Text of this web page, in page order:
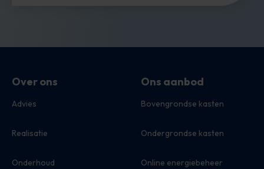
Over ons
Advies
Realisatie
Onderhoud
Ons aanbod
Bovengrondse kasten
Ondergrondse kasten
Online energiebeheer